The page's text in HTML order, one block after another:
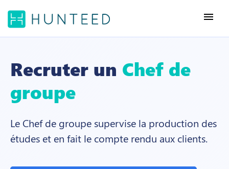
menu
Recruter un Chef de
groupe
Le Chef de groupe supervise la production des
études et en fait le compte rendu aux clients.